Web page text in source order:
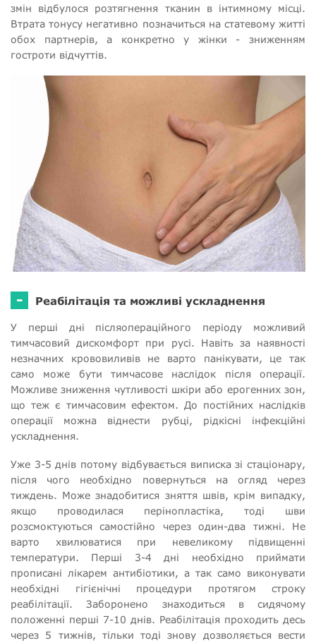
змін відбулося розтягнення тканин в інтимному місці.
Втрата тонусу негативно позначиться на статевому житті
обох партнерів, а конкретно у жінки - зниженням
гостроти відчуттів.
- Реабілітація та можливі ускладнення
У перші дні післяопераційного періоду можливий
тимчасовий дискомфорт при русі. Навіть за наявності
незначних крововиливів не варто панікувати, це так
само може бути тимчасове наслідок після операції.
Можливе зниження чутливості шкіри або ерогенних зон,
що теж є тимчасовим ефектом. До постійних наслідків
операції можна віднести рубці, рідкісні інфекційні
ускладнення.
Уже 3-5 днів потому відбувається виписка зі стаціонару,
після чого необхідно повернуться на огляд через
тиждень. Може знадобитися зняття швів, крім випадку,
якщо проводилася перінопластіка, тоді шви
розсмоктуються самостійно через один-два тижні. Не
варто хвилюватися при невеликому підвищенні
температури. Перші 3-4 дні необхідно приймати
прописані лікарем антибіотики, а так само виконувати
необхідні гігієнічні процедури протягом строку
реабілітації. Заборонено знаходиться в сидячому
положенні перші 7-10 днів. Реабілітація проходить десь
через 5 тижнів, тільки тоді знову дозволяється вести